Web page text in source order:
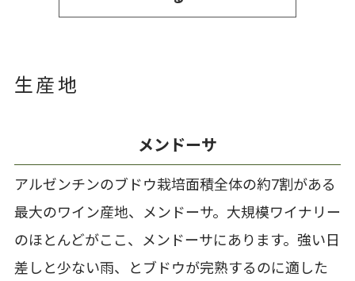
生産地
メンドーサ
アルゼンチンのブドウ栽培面積全体の約7割がある
最大のワイン産地、メンドーサ。大規模ワイナリー
のほとんどがここ、メンドーサにあります。強い日
差しと少ない雨、とブドウが完熟するのに適した